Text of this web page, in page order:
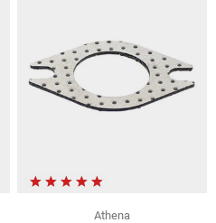
Athena